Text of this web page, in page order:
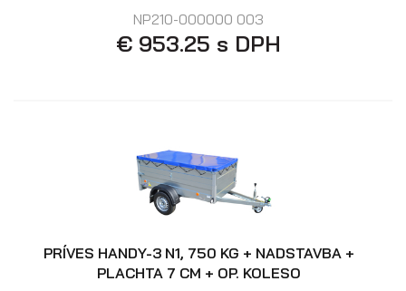
NP210-000000 003
€ 953.25 s DPH
PRÍVES HANDY-3 N1, 750 KG + NADSTAVBA +
PLACHTA 7 CM + OP. KOLESO